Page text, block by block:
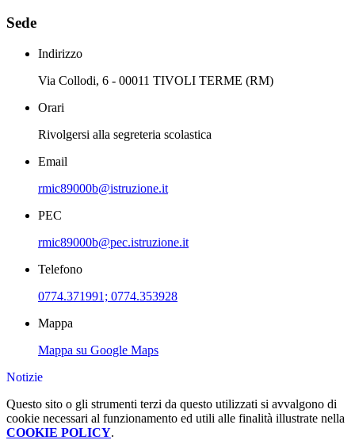
Sede
Indirizzo
Via Collodi, 6 - 00011 TIVOLI TERME (RM)
Orari
Rivolgersi alla segreteria scolastica
Email
rmic89000b@istruzione.it
PEC
rmic89000b@pec.istruzione.it
Telefono
0774.371991; 0774.353928
Mappa
Mappa su Google Maps
Notizie
Questo sito o gli strumenti terzi da questo utilizzati si avvalgono di
cookie necessari al funzionamento ed utili alle finalità illustrate nella
COOKIE POLICY.